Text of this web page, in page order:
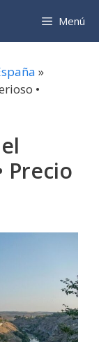
Menú
»
•
Precio